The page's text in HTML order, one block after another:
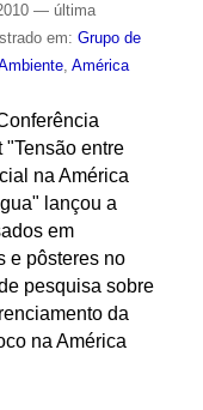
— última
em: Grupo de
, América
"Tensão entre
na América
lançou a
em
e pôsteres no
pesquisa sobre
da
na América